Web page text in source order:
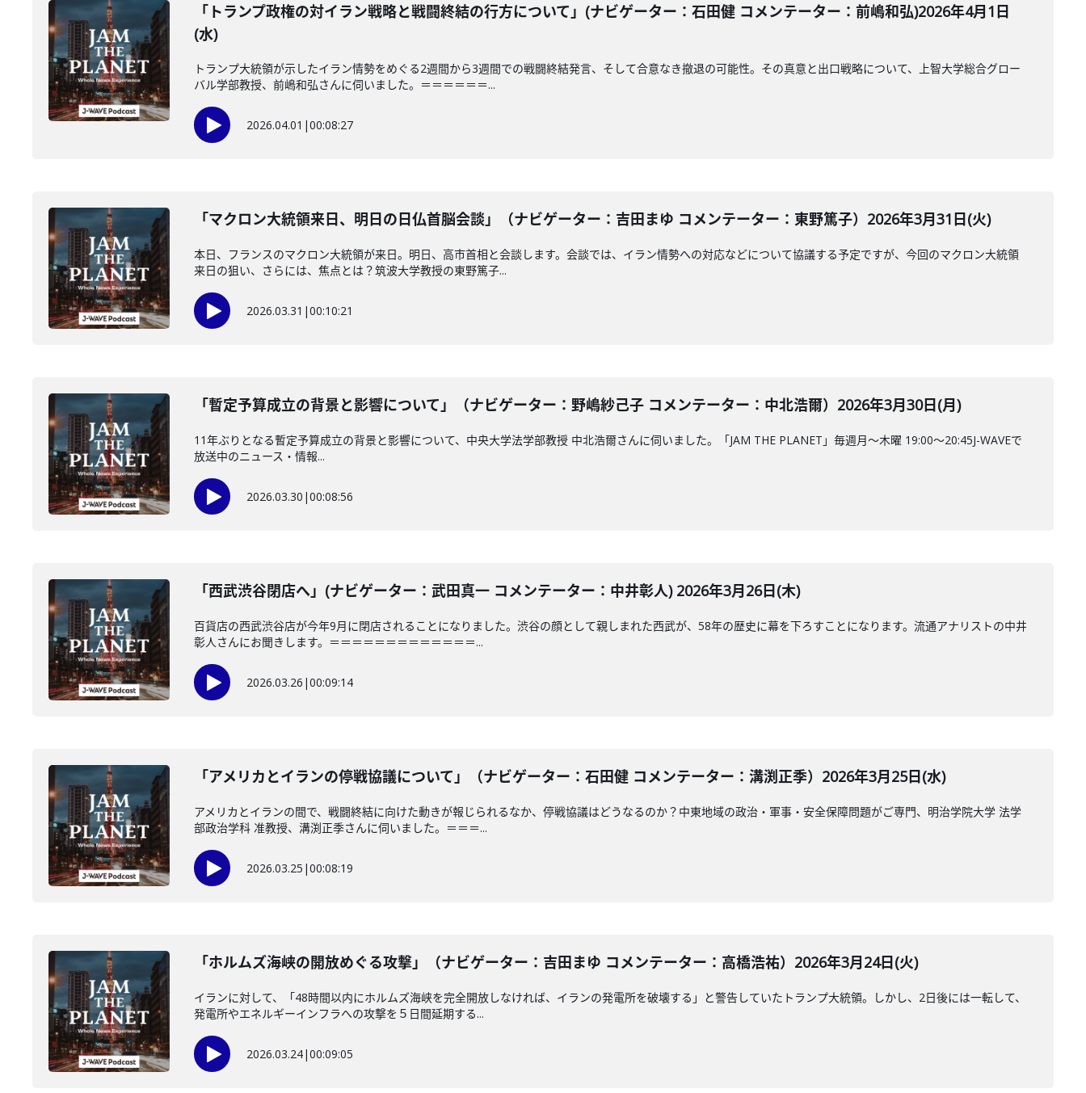
「トランプ政権の対イラン戦略と戦闘終結の行方について」(ナビゲーター：石田健 コメンテーター：前嶋和弘)2026年4月1日
(水)
トランプ大統領が示したイラン情勢をめぐる2週間から3週間での戦闘終結発言、そして合意なき撤退の可能性。その真意と出口戦略について、上智大学総合グロー
バル学部教授、前嶋和弘さんに伺いました。＝＝＝＝＝＝...
2026.04.01 |00:08:27
「マクロン大統領来日、明日の日仏首脳会談」（ナビゲーター：吉田まゆ コメンテーター：東野篤子）2026年3月31日(火)
本日、フランスのマクロン大統領が来日。明日、高市首相と会談します。会談では、イラン情勢への対応などについて協議する予定ですが、今回のマクロン大統領
来日の狙い、さらには、焦点とは？筑波大学教授の東野篤子...
2026.03.31 |00:10:21
「暫定予算成立の背景と影響について」（ナビゲーター：野嶋紗己子 コメンテーター：中北浩爾）2026年3月30日(月)
11年ぶりとなる暫定予算成立の背景と影響について、中央大学法学部教授 中北浩爾さんに伺いました。「JAM THE PLANET」毎週月～木曜 19:00～20:45J-WAVEで
放送中のニュース・情報...
2026.03.30 |00:08:56
「西武渋谷閉店へ」(ナビゲーター：武田真一 コメンテーター：中井彰人) 2026年3月26日(木)
百貨店の西武渋谷店が今年9月に閉店されることになりました。渋谷の顔として親しまれた西武が、58年の歴史に幕を下ろすことになります。流通アナリストの中井
彰人さんにお聞きします。＝＝＝＝＝＝＝＝＝＝＝＝＝...
2026.03.26 |00:09:14
「アメリカとイランの停戦協議について」（ナビゲーター：石田健 コメンテーター：溝渕正季）2026年3月25日(水)
アメリカとイランの間で、戦闘終結に向けた動きが報じられるなか、停戦協議はどうなるのか？中東地域の政治・軍事・安全保障問題がご専門、明治学院大学 法学
部政治学科 准教授、溝渕正季さんに伺いました。＝＝＝...
2026.03.25 |00:08:19
「ホルムズ海峡の開放めぐる攻撃」（ナビゲーター：吉田まゆ コメンテーター：高橋浩祐）2026年3月24日(火)
イランに対して、「48時間以内にホルムズ海峡を完全開放しなければ、イランの発電所を破壊する」と警告していたトランプ大統領。しかし、2日後には一転して、
発電所やエネルギーインフラへの攻撃を５日間延期する...
2026.03.24|00:09:05